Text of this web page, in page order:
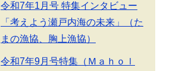
令和7年1月号 特集インタビュー
「考えよう瀬戸内海の未来」（た
まの漁協、胸上漁協）
令和7年9月号特集（Ｍａｈｏｌ